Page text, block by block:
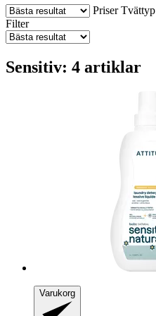
Priser Tvättyp
Filter
Sensitiv: 4 artiklar
Varukorg